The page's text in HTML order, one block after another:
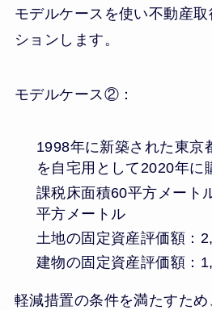
モデルケースを使い不動産
ションします。
モデルケース②：
1998年に新築された東京
を自宅用として2020年に
課税床面積60平方メート
平方メートル
土地の固定資産評価額：
建物の固定資産評価額：
軽減措置の条件を満たすため